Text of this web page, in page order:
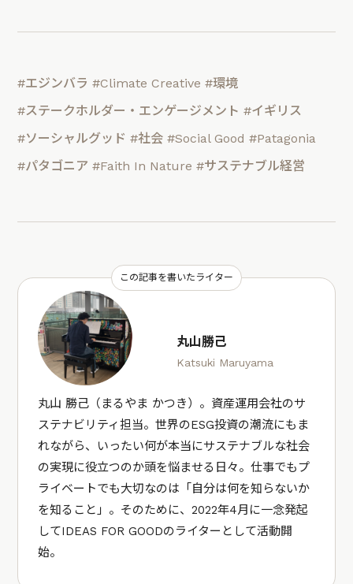
#エジンバラ #Climate Creative #環境
#ステークホルダー・エンゲージメント #イギリス
#ソーシャルグッド #社会 #Social Good #Patagonia
#パタゴニア #Faith In Nature #サステナブル経営
この記事を書いたライター
丸山勝己
Katsuki Maruyama
丸山 勝己（まるやま かつき）。資産運用会社のサ
ステナビリティ担当。世界のESG投資の潮流にもま
れながら、いったい何が本当にサステナブルな社会
の実現に役立つのか頭を悩ませる日々。仕事でもプ
ライベートでも大切なのは「自分は何を知らないか
を知ること」。そのために、2022年4月に一念発起
してIDEAS FOR GOODのライターとして活動開
始。